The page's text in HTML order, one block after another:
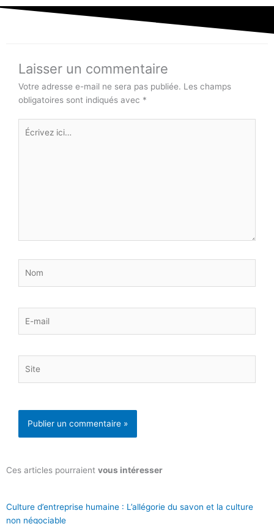
Laisser un commentaire
Votre adresse e-mail ne sera pas publiée. Les champs
obligatoires sont indiqués avec *
Écrivez
ici…
mail
Ces articles pourraient vous intéresser
Culture d’entreprise humaine : L’allégorie du savon et la culture
non négociable